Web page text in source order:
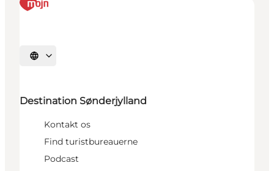
Vælg sprog
Destination Sønderjylland
Kontakt os
Find turistbureauerne
Podcast